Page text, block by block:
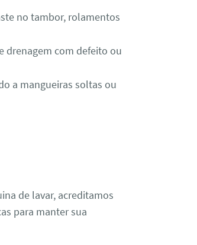
no tambor, rolamentos
drenagem com defeito ou
a mangueiras soltas ou
de lavar, acreditamos
para manter sua